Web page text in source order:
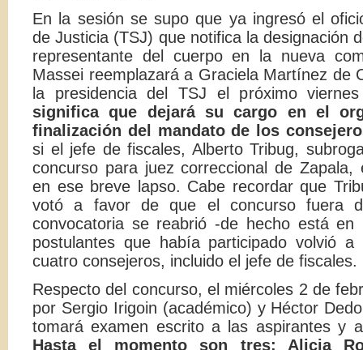
En la sesión se supo que ya ingresó el
de Justicia (TSJ) que notifica la designación
representante del cuerpo en la nueva
Massei reemplazará a Graciela Martínez de
la presidencia del TSJ el próximo
significa que dejará su cargo en el
finalización del mandato de los
si el jefe de fiscales, Alberto Tribug,
concurso para juez correccional de Zapala,
en ese breve lapso. Cabe recordar que
votó a favor de que el concurso fuera
convocatoria se reabrió -de hecho está
postulantes que había participado volvió
cuatro consejeros, incluido el jefe de fiscales.
Respecto del concurso, el miércoles 2 de
por Sergio Irigoin (académico) y Héctor
tomará examen escrito a las aspirantes y
Hasta el momento son tres: Alicia